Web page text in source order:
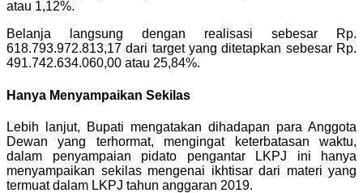
atau 1,12%.
Belanja langsung dengan realisasi sebesar Rp.
618.793.972.813,17 dari target yang ditetapkan sebesar Rp.
491.742.634.060,00 atau 25,84%.
Hanya Menyampaikan Sekilas
Lebih lanjut, Bupati mengatakan dihadapan para Anggota
Dewan yang terhormat, mengingat keterbatasan waktu,
dalam penyampaian pidato pengantar LKPJ ini hanya
menyampaikan sekilas mengenai ikhtisar dari materi yang
termuat dalam LKPJ tahun anggaran 2019.